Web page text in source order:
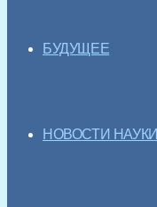
БУДУЩЕЕ
НОВОСТИ НАУКИ